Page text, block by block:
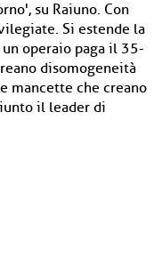
su Raiuno. Con
Si estende la
operaio paga il 35-
disomogeneità
mancette che creano
il leader di